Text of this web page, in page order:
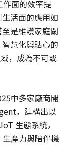
作面的效率提
活面的應用如
是維護家庭關
慧化與貼心的
，成為不可或
中多家廠商開
，建構出以
生態系統，
產力與陪伴機